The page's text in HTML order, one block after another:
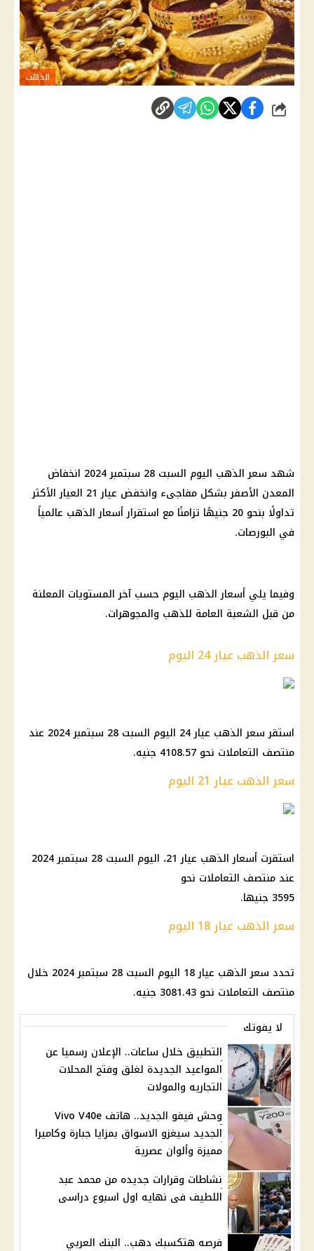
الذهب
شارك
شهد سعر الذهب اليوم السبت 28 سبتمبر 2024 انخفاض
المعدن الأصفر بشكل مفاجىء وانخفض عيار 21 العيار الأكثر
تداولًا بنحو 20 جنيهًا تزامنًا مع استقرار أسعار الذهب عالمياً
في البورصات.
وفيما يلي أسعار الذهب اليوم حسب آخر المستويات المعلنة
من قبل الشعبة العامة للذهب والمجوهرات.
سعر الذهب عيار 24 اليوم
استقر سعر الذهب عيار 24 اليوم السبت 28 سبتمبر 2024 عند
منتصف التعاملات نحو 4108.57 جنيه.
سعر الذهب عيار 21 اليوم
استقرت أسعار الذهب عيار 21، اليوم السبت 28 سبتمبر 2024
عند منتصف التعاملات نحو
3595 جنيها.
سعر الذهب عيار 18 اليوم
تحدد سعر الذهب عيار 18 اليوم السبت 28 سبتمبر 2024 خلال
منتصف التعاملات نحو 3081.43 جنيه.
لا يفوتك
التطبيق خلال ساعات.. الإعلان رسميا عن
المواعيد الجديدة لغلق وفتح المحلات
التجاريه والمولات
وحش فيفو الجديد.. هاتف Vivo V40e
الجديد سيغزو الاسواق بمزايا جبارة وكاميرا
مميزة وألوان عصرية
نشاطات وقرارات جديده من محمد عبد
اللطيف فى نهايه اول اسبوع دراسى
فرصه هتكسبك دهب.. البنك العربي